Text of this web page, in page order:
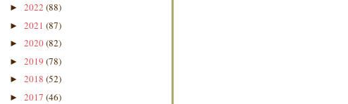
► 2022 (88)
► 2021 (87)
► 2020(82)
► 2019 (78)
► 2018 (52)
► 2017 (46)